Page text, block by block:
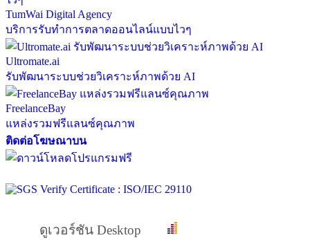
TumWai Digital Agency
บริการรับทำการตลาดออนไลน์แบบไวๆ
Ultromate.ai
รับพัฒนาระบบช่วยวิเคราะห์ภาพด้วย AI
FreelanceBay
แหล่งรวมฟรีแลนซ์คุณภาพ
ติดต่อโฆษณาบน
ดูเวอร์ชัน Desktop